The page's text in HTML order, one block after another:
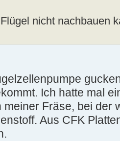
nicht nachbauen
Ich hatte mal
meiner Fräse, bei der
Aus CFK